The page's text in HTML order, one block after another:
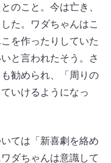
のこと。今は亡き、
た。ワダちゃんはこ
を作ったりしていた
と言われたそう。さ
勧められ、「周りの
いけるようになっ
ては「新喜劇を絡め
ダちゃんは意識して